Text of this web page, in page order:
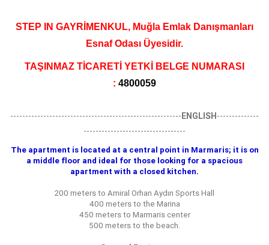
STEP IN GAYRİMENKUL, Muğla Emlak Danışmanları
Esnaf Odası Üyesidir.
TAŞINMAZ TİCARETİ YETKİ BELGE NUMARASI
: 4800059
---------------------------------------------------------ENGLISH--------------
----------------------------------
The apartment is located at a central point in Marmaris; it is on
a middle floor and ideal for those looking for a spacious
apartment with a closed kitchen.
200 meters to Amiral Orhan Aydın Sports Hall
400 meters to the Marina
450 meters to Marmaris center
500 meters to the beach.